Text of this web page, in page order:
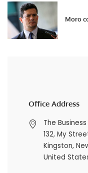
Moro
Office Address
The
132, My
Kingston,
United